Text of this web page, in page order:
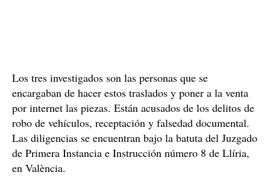
Los tres investigados son las personas que se
encargaban de hacer estos traslados y poner a la venta
por internet las piezas. Están acusados de los delitos de
robo de vehículos, receptación y falsedad documental.
Las diligencias se encuentran bajo la batuta del Juzgado
de Primera Instancia e Instrucción número 8 de Llíria,
en València.